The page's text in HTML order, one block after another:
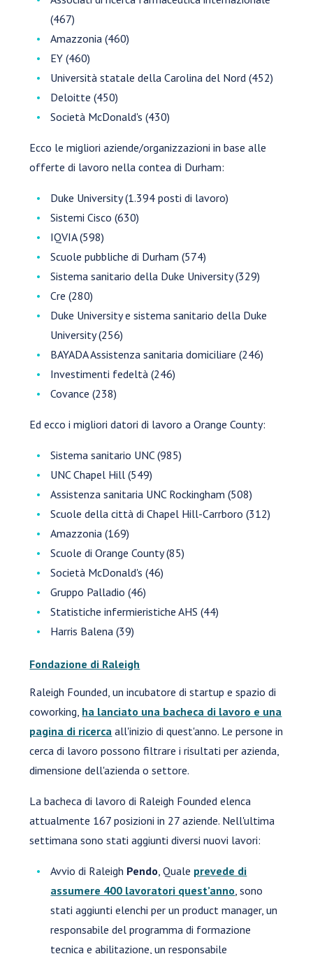
(467)
Amazzonia (460)
EY (460)
Università statale della Carolina del Nord (452)
Deloitte (450)
Società McDonald's (430)
Ecco le migliori aziende/organizzazioni in base alle
offerte di lavoro nella contea di Durham:
Duke University (1.394 posti di lavoro)
Sistemi Cisco (630)
IQVIA (598)
Scuole pubbliche di Durham (574)
Sistema sanitario della Duke University (329)
Cre (280)
Duke University e sistema sanitario della Duke
University (256)
BAYADA Assistenza sanitaria domiciliare (246)
Investimenti fedeltà (246)
Covance (238)
Ed ecco i migliori datori di lavoro a Orange County:
Sistema sanitario UNC (985)
UNC Chapel Hill (549)
Assistenza sanitaria UNC Rockingham (508)
Scuole della città di Chapel Hill-Carrboro (312)
Amazzonia (169)
Scuole di Orange County (85)
Società McDonald's (46)
Gruppo Palladio (46)
Statistiche infermieristiche AHS (44)
Harris Balena (39)
Fondazione di Raleigh
Raleigh Founded, un incubatore di startup e spazio di
coworking, ha lanciato una bacheca di lavoro e una
pagina di ricerca all'inizio di quest'anno. Le persone in
cerca di lavoro possono filtrare i risultati per azienda,
dimensione dell'azienda o settore.
La bacheca di lavoro di Raleigh Founded elenca
attualmente 167 posizioni in 27 aziende. Nell'ultima
settimana sono stati aggiunti diversi nuovi lavori:
Avvio di Raleigh Pendo, Quale prevede di
assumere 400 lavoratori quest’anno, sono
stati aggiunti elenchi per un product manager, un
responsabile del programma di formazione
tecnica e abilitazione, un responsabile